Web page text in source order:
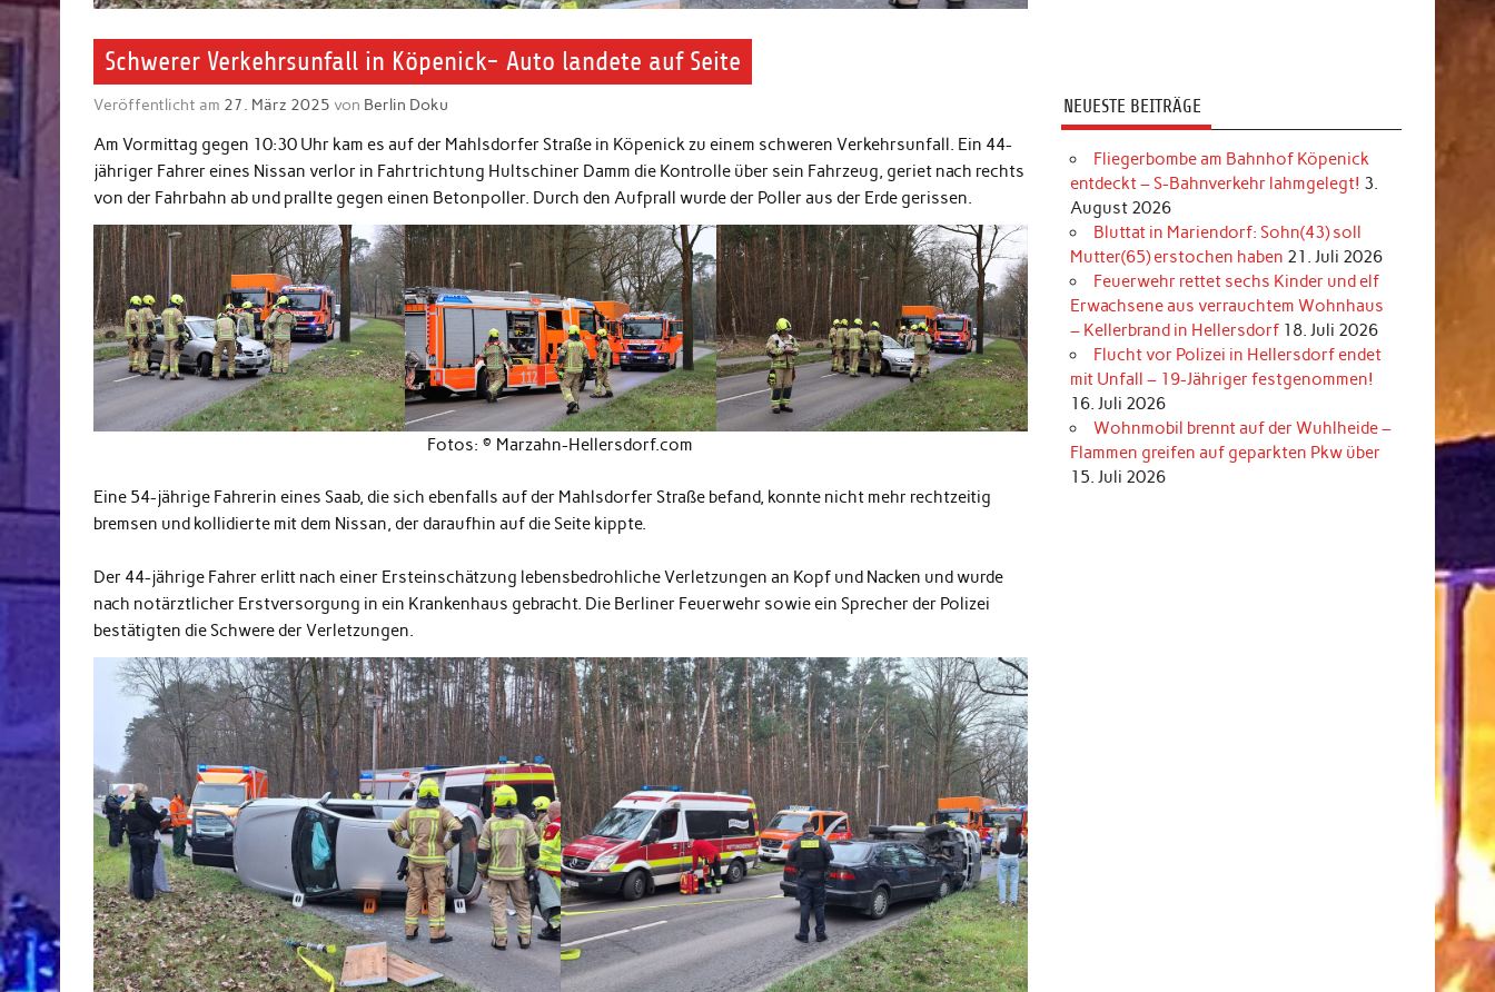
Schwerer Verkehrsunfall in Köpenick- Auto landete auf Seite
Veröffentlicht am 27. März 2025 von Berlin Doku
Am Vormittag gegen 10:30 Uhr kam es auf der Mahlsdorfer Straße in Köpenick zu einem schweren Verkehrsunfall. Ein 44-
jähriger Fahrer eines Nissan verlor in Fahrtrichtung Hultschiner Damm die Kontrolle über sein Fahrzeug, geriet nach rechts
von der Fahrbahn ab und prallte gegen einen Betonpoller. Durch den Aufprall wurde der Poller aus der Erde gerissen.
Fotos: © Marzahn-Hellersdorf.com
Eine 54-jährige Fahrerin eines Saab, die sich ebenfalls auf der Mahlsdorfer Straße befand, konnte nicht mehr rechtzeitig
bremsen und kollidierte mit dem Nissan, der daraufhin auf die Seite kippte.
Der 44-jährige Fahrer erlitt nach einer Ersteinschätzung lebensbedrohliche Verletzungen an Kopf und Nacken und wurde
nach notärztlicher Erstversorgung in ein Krankenhaus gebracht. Die Berliner Feuerwehr sowie ein Sprecher der Polizei
bestätigten die Schwere der Verletzungen.
NEUESTE BEITRÄGE
Fliegerbombe am Bahnhof Köpenick
entdeckt – S-Bahnverkehr lahmgelegt! 3.
August 2026
Bluttat in Mariendorf: Sohn(43) soll
Mutter(65) erstochen haben 21. Juli 2026
Feuerwehr rettet sechs Kinder und elf
Erwachsene aus verrauchtem Wohnhaus
– Kellerbrand in Hellersdorf 18. Juli 2026
Flucht vor Polizei in Hellersdorf endet
mit Unfall – 19-Jähriger festgenommen!
16. Juli 2026
Wohnmobil brennt auf der Wuhlheide –
Flammen greifen auf geparkten Pkw über
15. Juli 2026